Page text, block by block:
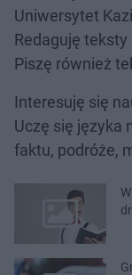
Uniwersytet
Redaguję
Piszę również
Interesuję się
Uczę się języka
faktu, podróże,